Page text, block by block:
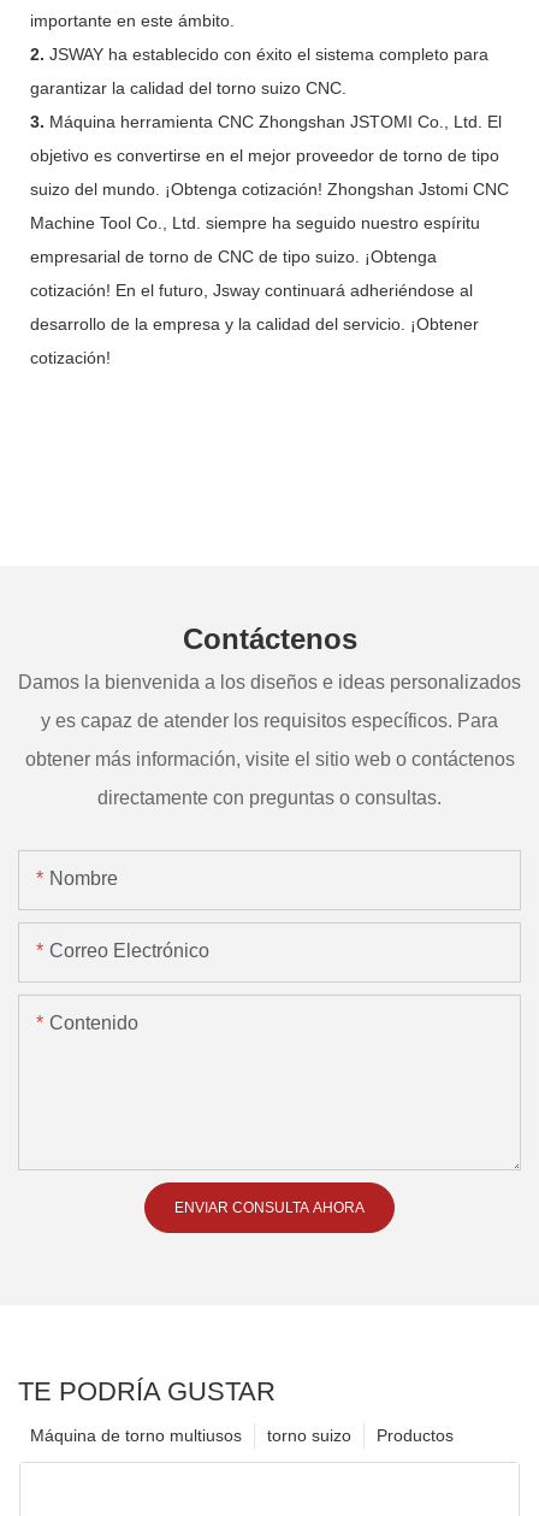
importante en este ámbito.
2. JSWAY ha establecido con éxito el sistema completo para
garantizar la calidad del torno suizo CNC.
3. Máquina herramienta CNC Zhongshan JSTOMI Co., Ltd. El
objetivo es convertirse en el mejor proveedor de torno de tipo
suizo del mundo. ¡Obtenga cotización! Zhongshan Jstomi CNC
Machine Tool Co., Ltd. siempre ha seguido nuestro espíritu
empresarial de torno de CNC de tipo suizo. ¡Obtenga
cotización! En el futuro, Jsway continuará adheriéndose al
desarrollo de la empresa y la calidad del servicio. ¡Obtener
cotización!
Contáctenos
Damos la bienvenida a los diseños e ideas personalizados
y es capaz de atender los requisitos específicos. Para
obtener más información, visite el sitio web o contáctenos
directamente con preguntas o consultas.
Nombre
Correo Electrónico
Contenido
ENVIAR CONSULTA AHORA
TE PODRÍA GUSTAR
Productos
torno suizo
Máquina de torno multiusos